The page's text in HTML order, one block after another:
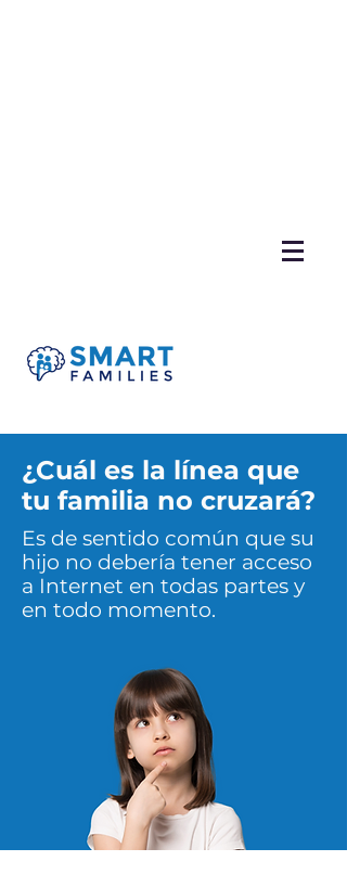
¿Cuál es la línea que
tu familia no cruzará?
Es de sentido común que su
hijo no debería tener acceso
a Internet en todas partes y
en todo momento.